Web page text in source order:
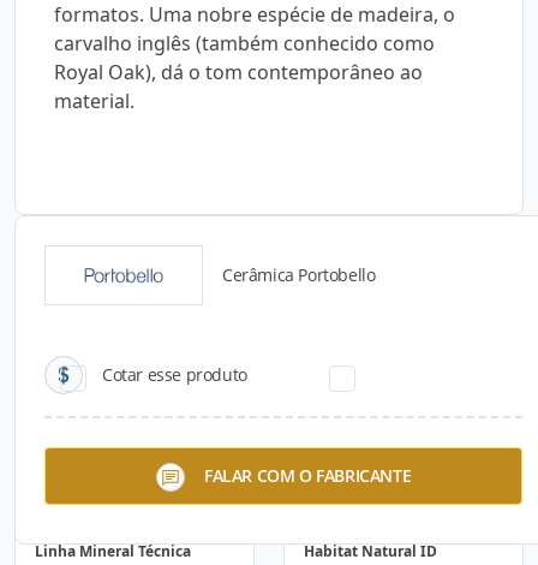
formatos. Uma nobre espécie de madeira, o
carvalho inglês (também conhecido como
Royal Oak), dá o tom contemporâneo ao
material.
Cerâmica Portobello
Cotar esse produto
FALAR COM O FABRICANTE
Catálogos para Download
Linha Mineral Técnica Habitat Natural ID